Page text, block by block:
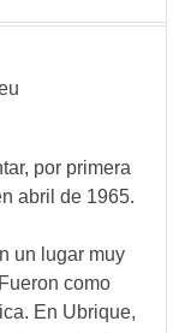
por primera
abril de 1965.
un lugar muy
como
En Ubrique,